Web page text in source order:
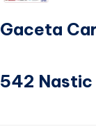
Gaceta
542 Nastic